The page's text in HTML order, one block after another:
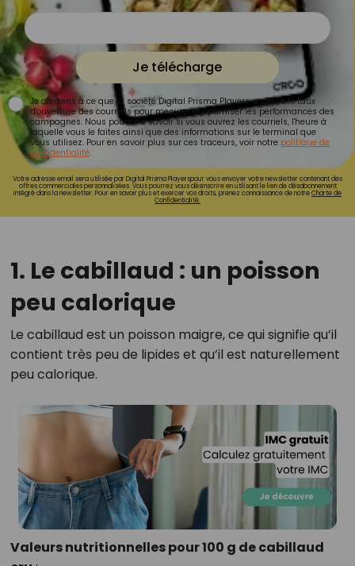
Je télécharge
Je consens à ce que la société Digital Prisma Players analyse le taux
d'ouverture des courriels pour mesurer et optimiser les performances des
campagnes. Nous pourrons savoir si vous ouvrez les courriels, l'heure à
laquelle vous le faites ainsi que des informations sur le terminal que
vous utilisez. Pour en savoir plus sur ces traceurs, voir notre politique de
confidentialité.
Votre adresse email sera utilisée par Digital Prisma Playerspour vous envoyer votre newsletter contenant des
offres commerciales personnalisées. Vous pourrez vous désinscrire en utilisant le lien de désabonnement
intégré dans la newsletter. Pour en savoir plus et exercer vos droits, prenez connaissance de notreCharte de
Confidentialité.
1. Le cabillaud : un poisson
peu calorique
Le cabillaud est un poisson maigre, ce qui signifie qu’il
contient très peu de lipides et qu’il est naturellement
peu calorique.
Valeurs nutritionnelles pour 100 g de cabillaud